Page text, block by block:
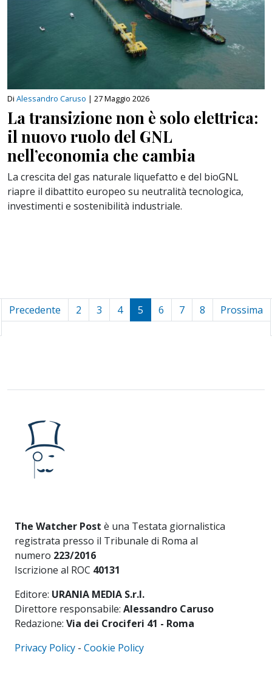
Di Alessandro Caruso | 27 Maggio 2026
La transizione non è solo elettrica:
il nuovo ruolo del GNL
nell’economia che cambia
La crescita del gas naturale liquefatto e del bioGNL
riapre il dibattito europeo su neutralità tecnologica,
investimenti e sostenibilità industriale.
Precedente 2 3 4 5 6 7 8 Prossima
The Watcher Post è una Testata giornalistica
registrata presso il Tribunale di Roma al
numero 223/2016
Iscrizione al ROC 40131
Editore: URANIA MEDIA S.r.l.
Direttore responsabile: Alessandro Caruso
Redazione: Via dei Crociferi 41 - Roma
Privacy Policy - Cookie Policy